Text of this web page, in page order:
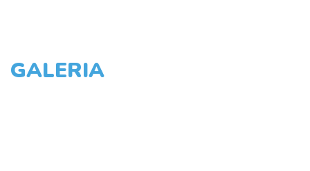
GALERIA